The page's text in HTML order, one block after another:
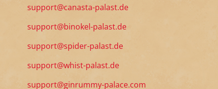
support@canasta-palast.de
support@binokel-palast.de
support@spider-palast.de
support@whist-palast.de
support@ginrummy-palace.com